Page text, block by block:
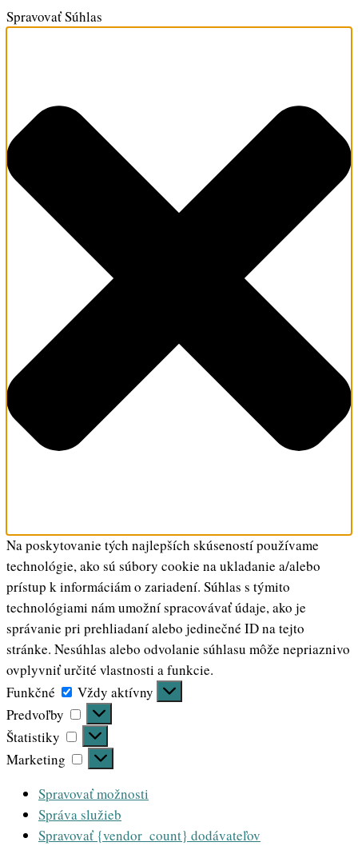
Spravovať Súhlas
Na poskytovanie tých najlepších skúseností používame
technológie, ako sú súbory cookie na ukladanie a/alebo
prístup k informáciám o zariadení. Súhlas s týmito
technológiami nám umožní spracovávať údaje, ako je
správanie pri prehliadaní alebo jedinečné ID na tejto
stránke. Nesúhlas alebo odvolanie súhlasu môže nepriaznivo
ovplyvniť určité vlastnosti a funkcie.
Funkčné
Funkčné
Vždy aktívny
Predvoľby
Predvoľby
Štatistiky
Štatistiky
Marketing
Marketing
Spravovať možnosti
Správa služieb
Spravovať {vendor_count} dodávateľov